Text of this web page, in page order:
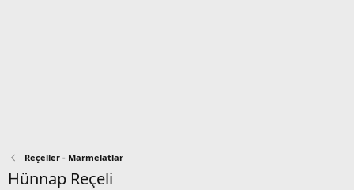
Reçeller - Marmelatlar
Hünnap Reçeli